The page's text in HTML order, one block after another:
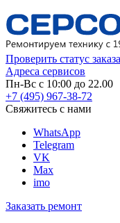
Проверить статус заказа
Адреса сервисов
Пн-Вс с 10:00 до 22.00
+7 (495) 967-38-72
Свяжитесь с нами
WhatsApp
Telegram
VK
Max
imo
Заказать ремонт